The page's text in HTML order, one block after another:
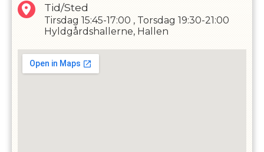
Tid/Sted
Tirsdag 15:45-17:00 , Torsdag 19:30-21:00
Hyldgårdshallerne, Hallen